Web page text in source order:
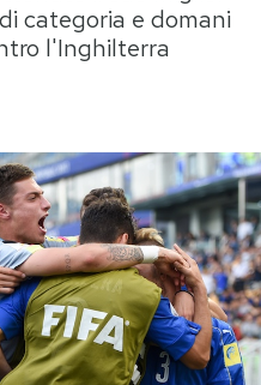
Media
Europa
categoria e domani
l'Inghilterra